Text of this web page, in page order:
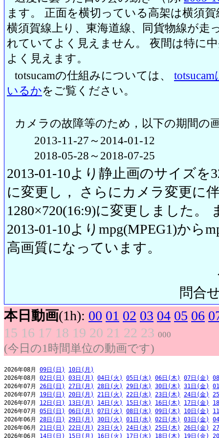
ます。 正面を横切っている高架は横須
横須賀線上り、東海道線、同貨物線が走
れていてよく見えません。 夜間は特に
よく見えます。
totsucamの仕組みについては、
いるかをご覧ください。
カメラの故障等のため，以下の期間の
2013-11-27～2014-01-12
2018-05-28～2018-07-25
2013-01-10より静止画のサイズを
に変更し， さらにカメラ変更に
1280×720(16:9)に変更しました。
2013-01-10よりmpg(MPEG1)から
高画質になっています。
問合
本日動画(1h): 00 01 02 03 04 05 06
15 16 17 18 19 20 21 22 23 000
(今日の1時間単位の動画です)
2026年08月 09日(日)
10日(月)
2026年08月 02日(日) 03日(月) 04日(火) 05日(水) 06日(木) 07日(金)
2026年07月 26日(日) 27日(月) 28日(火) 29日(水) 30日(木) 31日(金)
2026年07月 19日(日) 20日(月) 21日(火) 22日(水) 23日(木) 24日(金)
2026年07月 12日(日) 13日(月) 14日(火) 15日(水) 16日(木) 17日(金)
2026年07月 05日(日) 06日(月) 07日(火) 08日(水) 09日(木) 10日(金)
2026年06月 28日(日) 29日(月) 30日(火) 01日(水) 02日(木) 03日(金)
2026年06月 21日(日) 22日(月) 23日(火) 24日(水) 25日(木) 26日(金)
2026年06月 14日(日) 15日(月) 16日(火) 17日(水) 18日(木) 19日(金)